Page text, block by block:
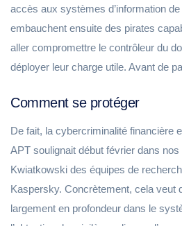
accès aux systèmes d’information
embauchent ensuite des pirates
aller compromettre le contrôleur du
déployer leur charge utile. Avant de
Comment se protéger
De fait, la cybercriminalité financière
APT soulignait début février dans
Kwiatkowski des équipes de
Kaspersky. Concrètement, cela veut
largement en profondeur dans le